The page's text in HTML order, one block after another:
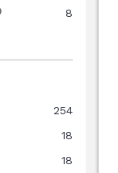
8
254
18
18